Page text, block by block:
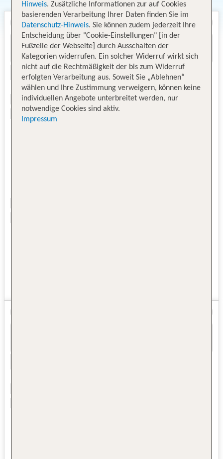
Hinweis. Zusätzliche Informationen zur auf Cookies
basierenden Verarbeitung Ihrer Daten finden Sie im
Datenschutz-Hinweis. Sie können zudem jederzeit Ihre
Entscheidung über "Cookie-Einstellungen" [in der
Fußzeile der Webseite] durch Ausschalten der
Kategorien widerrufen. Ein solcher Widerruf wirkt sich
nicht auf die Rechtmäßigkeit der bis zum Widerruf
erfolgten Verarbeitung aus. Soweit Sie „Ablehnen“
wählen und Ihre Zustimmung verweigern, können keine
individuellen Angebote unterbreitet werden, nur
notwendige Cookies sind aktiv.
Impressum